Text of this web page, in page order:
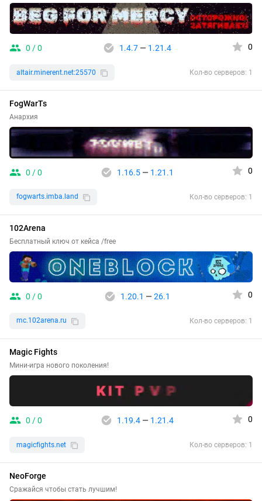
0 / 0 1.4.7— 1.21.4 0
altair.minerent.net:25570 Кол-во серверов: 1
FogWarTs
Анархия
0 / 0 1.16.5— 1.21.1 0
fogwarts.imba.land Кол-во серверов: 1
102Arena
Бесплатный ключ от кейса /free
0 / 0 1.20.1 — 26.1 0
mc.102arena.ru Кол-во серверов: 1
Magic Fights
Мини-игра нового поколения!
0 / 0 1.19.4— 1.21.4 0
magicfights.net Кол-во серверов: 1
NeoForge
Сражайся чтобы стать лучшим!